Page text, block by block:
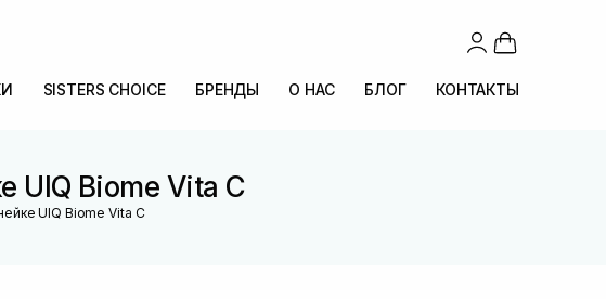
SISTERS CHOICE БРЕНДЫ О НАС БЛОГ КОНТАКТЫ
UIQ Biome Vita C
UIQ Biome Vita C